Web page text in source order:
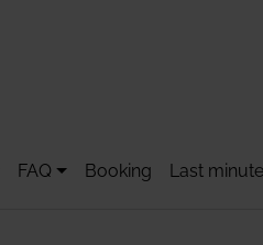
FAQ Booking Last minute